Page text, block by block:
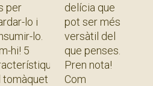
per
lo i
lo.
hi! 5
tomàquet
delícia que
pot ser més
versàtil del
que penses.
Pren nota!
Com